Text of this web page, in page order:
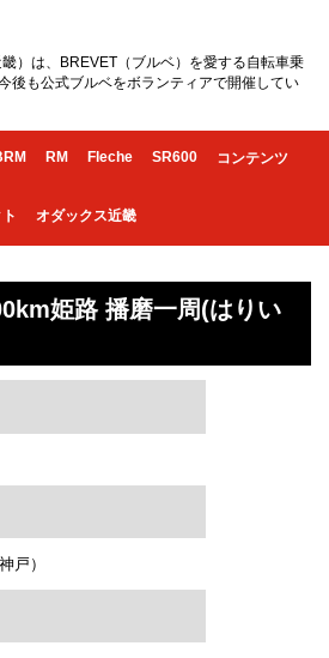
）は、BREVET（ブルベ）を愛する自転車乗
後も公式ブルベをボランティアで開催してい
RM Fleche SR600 コンテンツ
オダックス近畿
姫路 播磨一周(はりい
戸）